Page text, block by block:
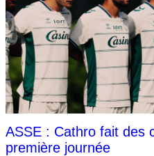
ASSE : Cathro fait des
première journée